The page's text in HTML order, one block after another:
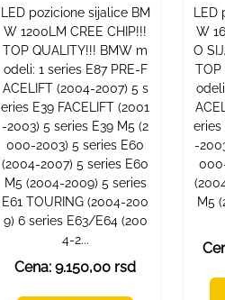
LED pozicione sijalice BM
W 1200LM CREE CHIP!!!
TOP QUALITY!!! BMW m
odeli: 1 series E87 PRE-F
ACELIFT (2004-2007) 5 s
eries E39 FACELIFT (2001
-2003) 5 series E39 M5 (2
000-2003) 5 series E60
(2004-2007) 5 series E60
M5 (2004-2009) 5 series
E61 TOURING (2004-200
9) 6 series E63/E64 (200
4-2...
Cena: 9.150,00 rsd
LED
W
O
TOP
eries
-
M5